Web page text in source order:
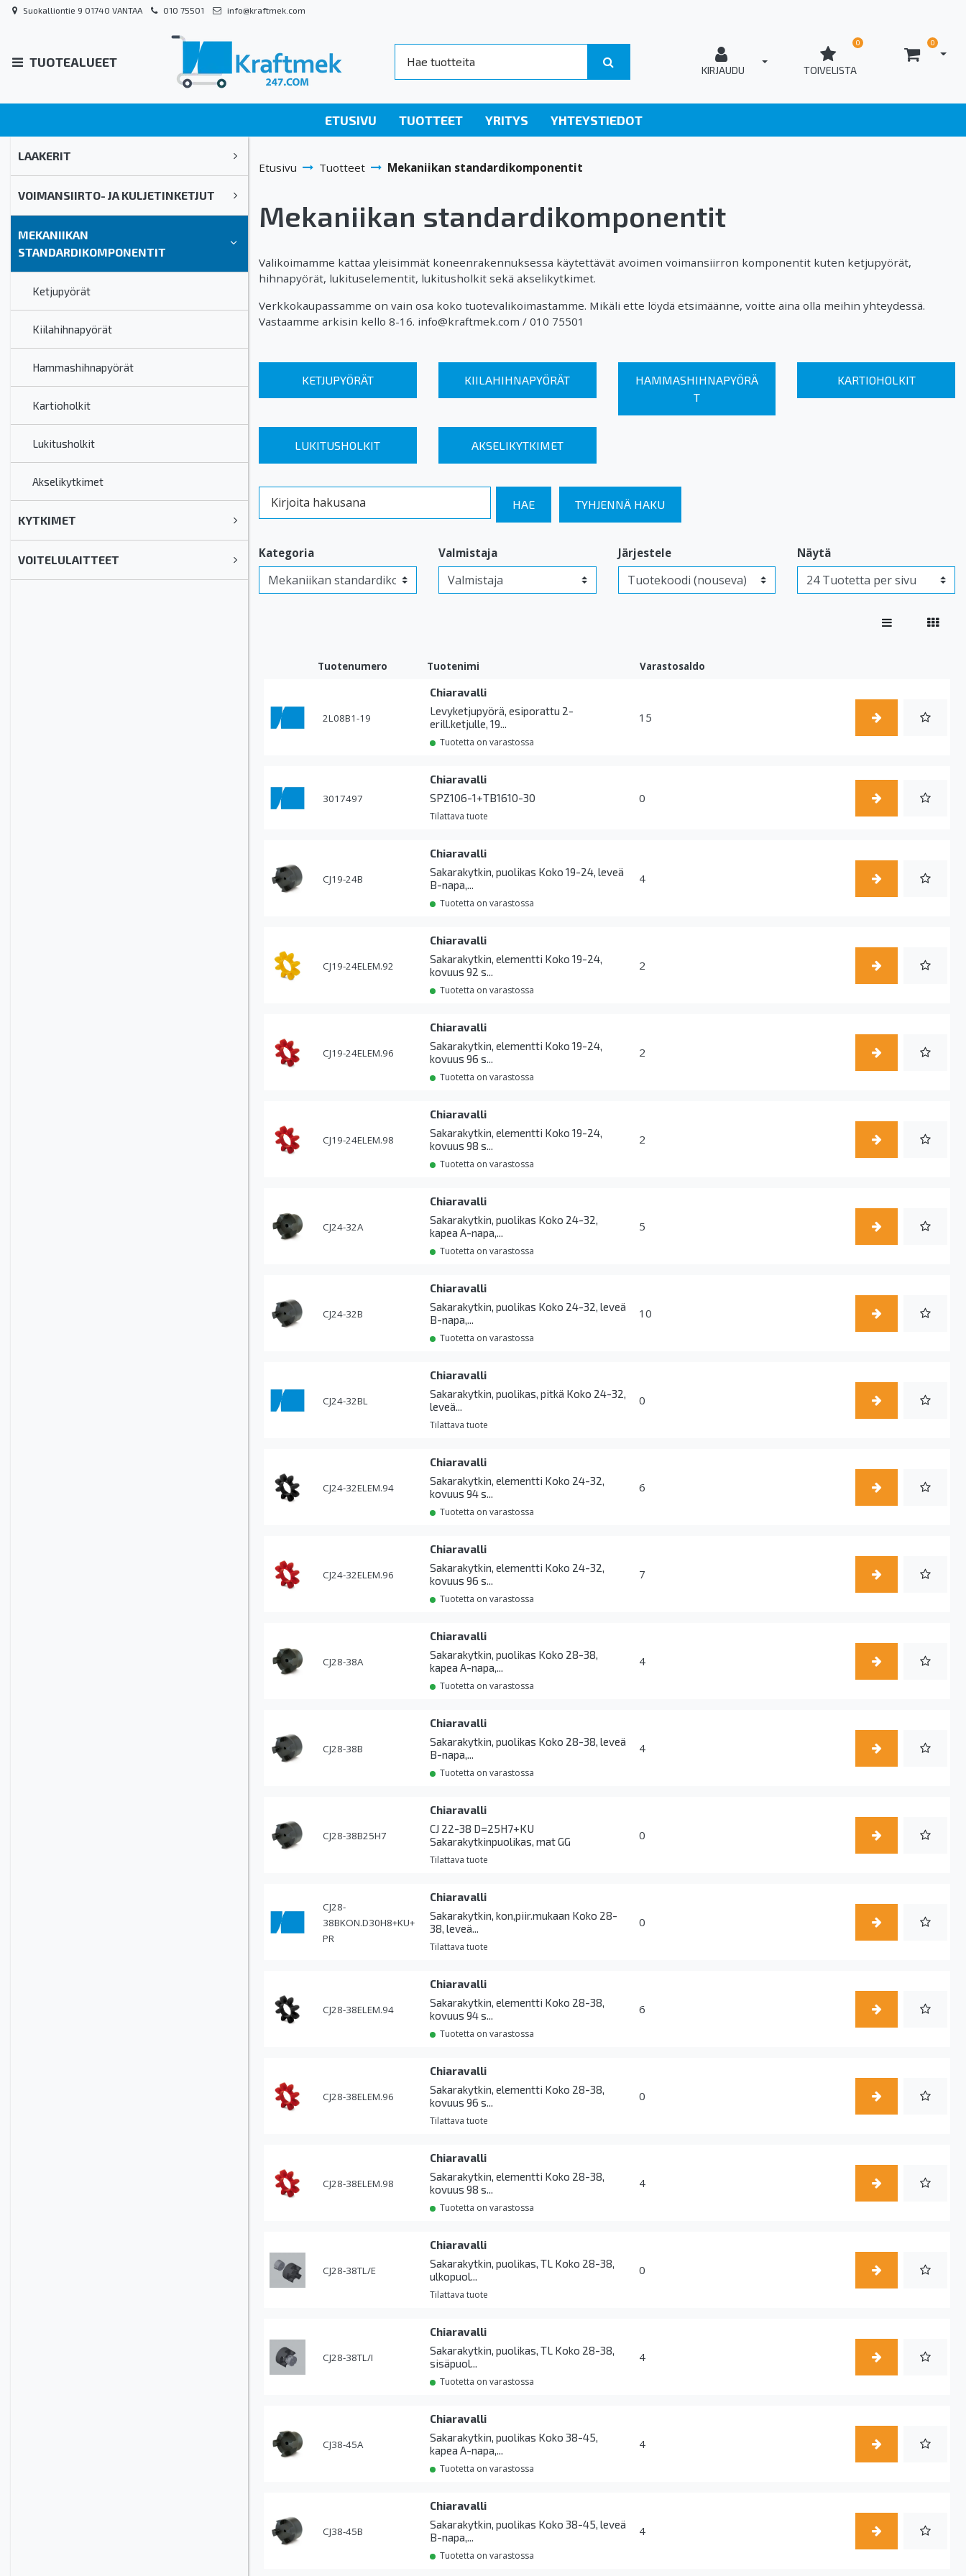
Suokalliontie 9 01740 VANTAA 010 75501 info@kraftmek.com
TUOTEALUEET
KIRJAUDU
T_OPEN_LOGIN
TOIVELISTA
0 0
ETUSIVU TUOTTEET YRITYS YHTEYSTIEDOT
LAAKERIT
VOIMANSIIRTO- JA KULJETINKETJUT
MEKANIIKAN
STANDARDIKOMPONENTIT
Ketjupyörät
Kiilahihnapyörät
Hammashihnapyörät
Kartioholkit
Lukitusholkit
Akselikytkimet
KYTKIMET
VOITELULAITTEET
Etusivu Tuotteet Mekaniikan standardikomponentit
Mekaniikan standardikomponentit
Valikoimamme kattaa yleisimmät koneenrakennuksessa käytettävät avoimen voimansiirron komponentit kuten ketjupyörät,
hihnapyörät, lukituselementit, lukitusholkit sekä akselikytkimet.
Verkkokaupassamme on vain osa koko tuotevalikoimastamme. Mikäli ette löydä etsimäänne, voitte aina olla meihin yhteydessä.
Vastaamme arkisin kello 8-16. info@kraftmek.com / 010 75501
KETJUPYÖRÄT KIILAHIHNAPYÖRÄT
HAMMASHIHNAPYÖRÄ
T
KARTIOHOLKIT
LUKITUSHOLKIT AKSELIKYTKIMET
HAE TYHJENNÄ HAKU
Kategoria Valmistaja Järjestele Näytä
Tuotenumero Tuotenimi Varastosaldo
2L08B1-19
Chiaravalli
Levyketjupyörä, esiporattu 2-
erill.ketjulle, 19...
Tuotetta on varastossa
15
3017497
Chiaravalli
SPZ106-1+TB1610-30
Tilattava tuote
0
CJ19-24B
Chiaravalli
Sakarakytkin, puolikas Koko 19-24, leveä
B-napa,...
Tuotetta on varastossa
4
CJ19-24ELEM.92
Chiaravalli
Sakarakytkin, elementti Koko 19-24,
kovuus 92 s...
Tuotetta on varastossa
2
CJ19-24ELEM.96
Chiaravalli
Sakarakytkin, elementti Koko 19-24,
kovuus 96 s...
Tuotetta on varastossa
2
CJ19-24ELEM.98
Chiaravalli
Sakarakytkin, elementti Koko 19-24,
kovuus 98 s...
Tuotetta on varastossa
2
CJ24-32A
Chiaravalli
Sakarakytkin, puolikas Koko 24-32,
kapea A-napa,...
Tuotetta on varastossa
5
CJ24-32B
Chiaravalli
Sakarakytkin, puolikas Koko 24-32, leveä
B-napa,...
Tuotetta on varastossa
10
CJ24-32BL
Chiaravalli
Sakarakytkin, puolikas, pitkä Koko 24-32,
leveä...
Tilattava tuote
0
CJ24-32ELEM.94
Chiaravalli
Sakarakytkin, elementti Koko 24-32,
kovuus 94 s...
Tuotetta on varastossa
6
CJ24-32ELEM.96
Chiaravalli
Sakarakytkin, elementti Koko 24-32,
kovuus 96 s...
Tuotetta on varastossa
7
CJ28-38A
Chiaravalli
Sakarakytkin, puolikas Koko 28-38,
kapea A-napa,...
Tuotetta on varastossa
4
CJ28-38B
Chiaravalli
Sakarakytkin, puolikas Koko 28-38, leveä
B-napa,...
Tuotetta on varastossa
4
CJ28-38B25H7
Chiaravalli
CJ 22-38 D=25H7+KU
Sakarakytkinpuolikas, mat GG
Tilattava tuote
0
CJ28-
38BKON.D30H8+KU+
PR
Chiaravalli
Sakarakytkin, kon,piir.mukaan Koko 28-
38, leveä...
Tilattava tuote
0
CJ28-38ELEM.94
Chiaravalli
Sakarakytkin, elementti Koko 28-38,
kovuus 94 s...
Tuotetta on varastossa
6
CJ28-38ELEM.96
Chiaravalli
Sakarakytkin, elementti Koko 28-38,
kovuus 96 s...
Tilattava tuote
0
CJ28-38ELEM.98
Chiaravalli
Sakarakytkin, elementti Koko 28-38,
kovuus 98 s...
Tuotetta on varastossa
4
CJ28-38TL/E
Chiaravalli
Sakarakytkin, puolikas, TL Koko 28-38,
ulkopuol...
Tilattava tuote
0
CJ28-38TL/I
Chiaravalli
Sakarakytkin, puolikas, TL Koko 28-38,
sisäpuol...
Tuotetta on varastossa
4
CJ38-45A
Chiaravalli
Sakarakytkin, puolikas Koko 38-45,
kapea A-napa,...
Tuotetta on varastossa
4
CJ38-45B
Chiaravalli
Sakarakytkin, puolikas Koko 38-45, leveä
B-napa,...
Tuotetta on varastossa
4